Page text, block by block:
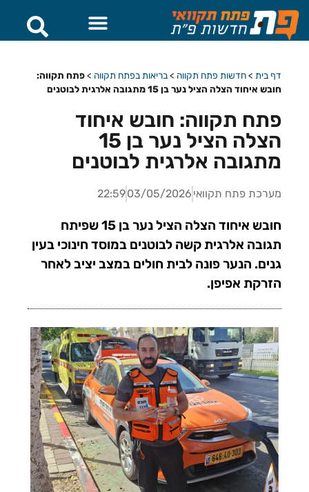
דף בית >חדשות פתח תקווה >בריאות בפתח תקווה >פתח תקווה:
חובש איחוד הצלה הציל נער בן 15 מתגובה אלרגית לבוטנים
פתח תקווה: חובש איחוד
הצלה הציל נער בן 15
מתגובה אלרגית לבוטנים
מערכת פתח תקוואי 03/05/2026
22:59
חובש איחוד הצלה הציל נער בן 15 שפיתח
תגובה אלרגית קשה לבוטנים במוסד חינוכי בעין
גנים. הנער פונה לבית חולים במצב יציב לאחר
הזרקת אפיפן.